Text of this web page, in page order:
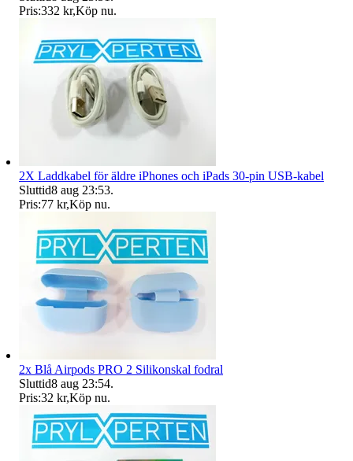
Pris:332 kr,Köp nu.
2X Laddkabel för äldre iPhones och iPads 30-pin USB-kabel
Sluttid8 aug 23:53.
Pris:77 kr,Köp nu.
2x Blå Airpods PRO 2 Silikonskal fodral
Sluttid8 aug 23:54.
Pris:32 kr,Köp nu.